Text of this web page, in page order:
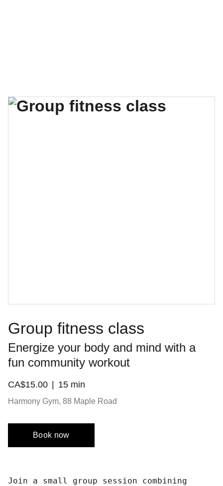
Group fitness class
Energize your body and mind with a
fun community workout
CA$15.00 15 min
Harmony Gym, 88 Maple Road
Book now
Join a small group session combining